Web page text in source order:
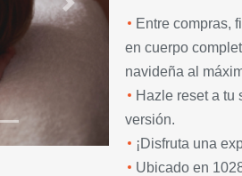
Next
Entre compras,
en cuerpo
navideña al
Hazle reset a tu
versión.
¡Disfruta una
Ubicado en